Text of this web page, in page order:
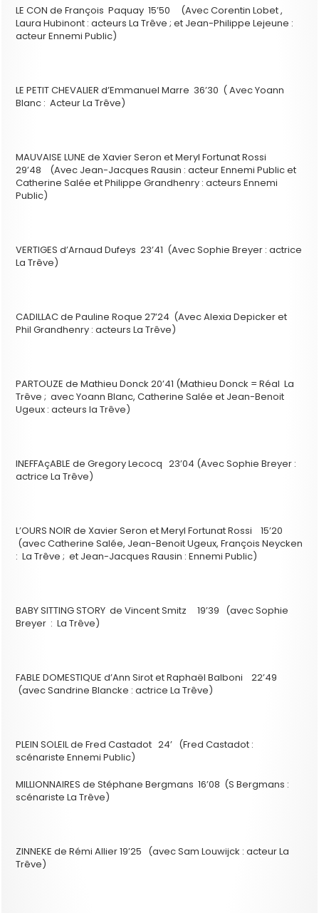
LE CON de François Paquay 15’50 (Avec Corentin Lobet ,
Laura Hubinont : acteurs La Trêve ; et Jean-Philippe Lejeune :
acteur Ennemi Public)
LE PETIT CHEVALIER d’Emmanuel Marre 36’30 ( Avec Yoann
Blanc : Acteur La Trêve)
MAUVAISE LUNE de Xavier Seron et Meryl Fortunat Rossi
29’48 (Avec Jean-Jacques Rausin : acteur Ennemi Public et
Catherine Salée et Philippe Grandhenry : acteurs Ennemi
Public)
VERTIGES d’Arnaud Dufeys 23’41 (Avec Sophie Breyer : actrice
La Trêve)
CADILLAC de Pauline Roque 27’24 (Avec Alexia Depicker et
Phil Grandhenry : acteurs La Trêve)
PARTOUZE de Mathieu Donck 20’41 (Mathieu Donck = Réal La
Trêve ; avec Yoann Blanc, Catherine Salée et Jean-Benoit
Ugeux : acteurs la Trêve)
INEFFAçABLE de Gregory Lecocq 23’04 (Avec Sophie Breyer :
actrice La Trêve)
L’OURS NOIR de Xavier Seron et Meryl Fortunat Rossi 15’20
(avec Catherine Salée, Jean-Benoit Ugeux, François Neycken
: La Trêve ; et Jean-Jacques Rausin : Ennemi Public)
BABY SITTING STORY de Vincent Smitz 19’39 (avec Sophie
Breyer : La Trêve)
FABLE DOMESTIQUE d’Ann Sirot et Raphaël Balboni 22’49
(avec Sandrine Blancke : actrice La Trêve)
PLEIN SOLEIL de Fred Castadot 24’ (Fred Castadot :
scénariste Ennemi Public)
MILLIONNAIRES de Stéphane Bergmans 16’08 (S Bergmans :
scénariste La Trêve)
ZINNEKE de Rémi Allier 19’25 (avec Sam Louwijck : acteur La
Trêve)